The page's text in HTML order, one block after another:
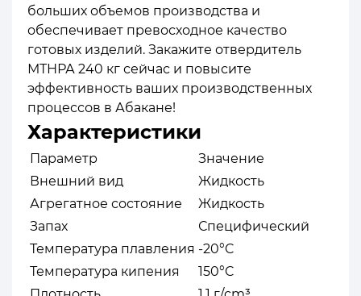
больших объемов производства и
обеспечивает превосходное качество
готовых изделий. Закажите отвердитель
МТНРА 240 кг сейчас и повысите
эффективность ваших производственных
процессов в Абакане!
Характеристики
Параметр
Значение
Внешний вид
Жидкость
Агрегатное состояние
Жидкость
Запах
Специфический
Температура плавления -20°C
Температура кипения
150°C